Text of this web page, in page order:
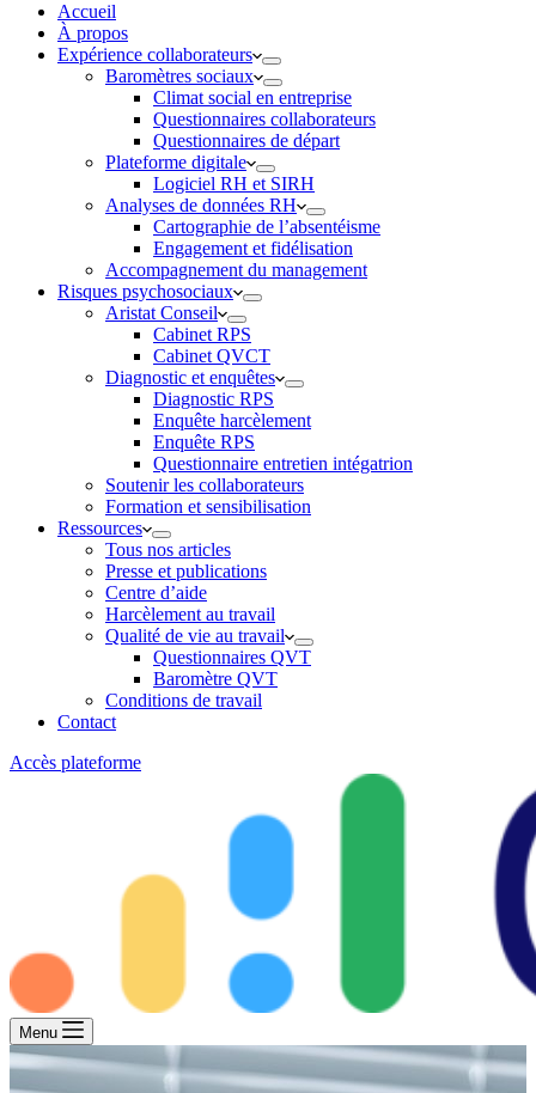
Accueil
À propos
Expérience collaborateurs
Baromètres sociaux
Climat social en entreprise
Questionnaires collaborateurs
Questionnaires de départ
Plateforme digitale
Logiciel RH et SIRH
Analyses de données RH
Cartographie de l’absentéisme
Engagement et fidélisation
Accompagnement du management
Risques psychosociaux
Aristat Conseil
Cabinet RPS
Cabinet QVCT
Diagnostic et enquêtes
Diagnostic RPS
Enquête harcèlement
Enquête RPS
Questionnaire entretien intégatrion
Soutenir les collaborateurs
Formation et sensibilisation
Ressources
Tous nos articles
Presse et publications
Centre d’aide
Harcèlement au travail
Qualité de vie au travail
Questionnaires QVT
Baromètre QVT
Conditions de travail
Contact
Accès plateforme
Menu